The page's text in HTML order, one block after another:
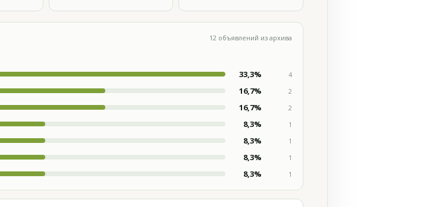
12 объявлений из архива
33,3%
4
16,7%
2
16,7%
2
8,3%
1
8,3%
1
8,3%
1
8,3% 1